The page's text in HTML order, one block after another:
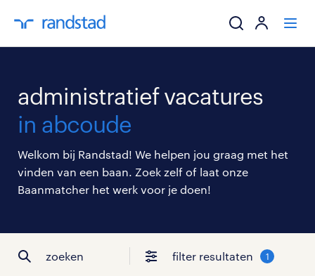
mijn carrière
over randstad
administratief vacatures
in abcoude
Welkom bij Randstad! We helpen jou graag met het
vinden van een baan. Zoek zelf of laat onze
Baanmatcher het werk voor je doen!
zoeken filter resultaten 1